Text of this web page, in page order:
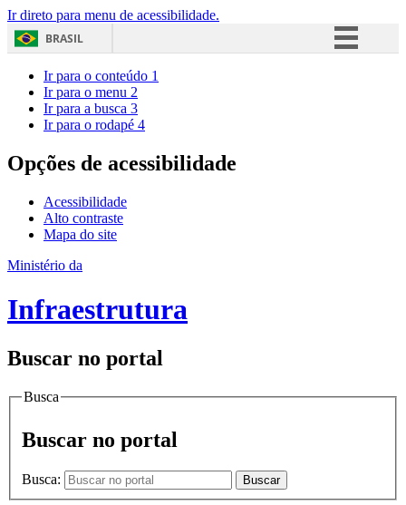
Ir direto para menu de acessibilidade.
BRASIL
Acesso à informação
Ir para o conteúdo 1
Ir para o menu 2
Ir para a busca 3
Ir para o rodapé 4
Opções de acessibilidade
Acessibilidade
Alto contraste
Mapa do site
Ministério da
Infraestrutura
Buscar no portal
Busca
Buscar no portal
Busca: Buscar